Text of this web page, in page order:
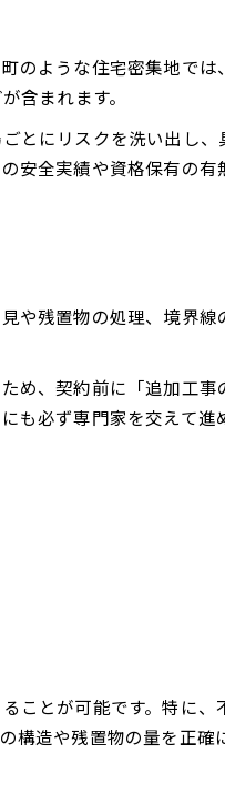
のような住宅密集地で
含まれます。
とにリスクを洗い出し
安全実績や資格保有の
や残置物の処理、境界
め、契約前に「追加工
も必ず専門家を交えて進
ことが可能です。特に
構造や残置物の量を正